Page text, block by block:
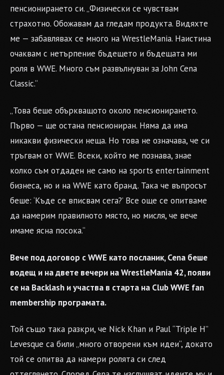
пенсионирането си. „Физически се чувствам
страхотно. Обожавам да гледам продукта. Видяхте
ме — забавлявах се много на WrestleMania. Наистина
очаквам с нетърпение бъдещето и бъдещата ми
роля в WWE. Много съм развълнуван за John Cena
Classic.“
„Това беше объркващото около пенсионирането.
Първо — ще остана пенсиониран. Няма да има
никакви физически неща. Но това не означава, че си
тръгвам от WWE. Всеки, който ме познава, знае
колко съм отдаден не само на sports entertainment
бизнеса, но и на WWE като бранд. Така че въпросът
беше: ‘Къде се вписвам сега?’ Все още се опитваме
да намерим правилното място, но мисля, че вече
имаме ясна посока.“
Вече под договор с WWE като посланик, Cena беше
водещ и на двете вечери на WrestleMania 42, появи
се на Backlash и участва в старта на Club WWE fan
membership програмата.
Той също така разкри, че Nick Khan и Paul “Triple H”
Levesque са били „много отворени към идеи“, докато
той се опитва да намери ролята си след